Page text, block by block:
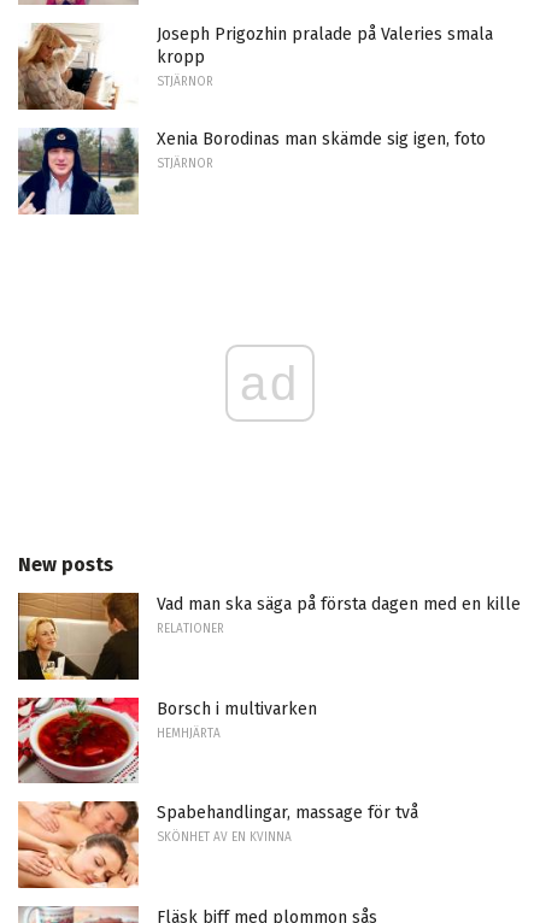
Joseph Prigozhin pralade på Valeries smala
kropp
STJÄRNOR
Xenia Borodinas man skämde sig igen, foto
STJÄRNOR
ad
New posts
Vad man ska säga på första dagen med en kille
RELATIONER
Borsch i multivarken
HEMHJÄRTA
Spabehandlingar, massage för två
SKÖNHET AV EN KVINNA
Fläsk biff med plommon sås